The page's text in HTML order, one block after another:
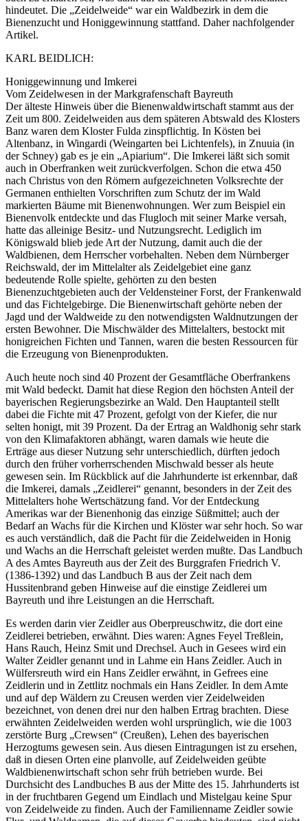
hindeutet. Die „Zeidelweide“ war ein Waldbezirk in dem die
Bienenzucht und Honiggewinnung stattfand. Daher nachfolgender
Artikel.
KARL BEIDLICH:
Honiggewinnung und Imkerei
Vom Zeidelwesen in der Markgrafenschaft Bayreuth
Der älteste Hinweis über die Bienenwaldwirtschaft stammt aus der
Zeit um 800. Zeidelweiden aus dem späteren Abtswald des Klosters
Banz waren dem Kloster Fulda zinspflichtig. In Kösten bei
Altenbanz, in Wingardi (Weingarten bei Lichtenfels), in Znuuia (in
der Schney) gab es je ein „Apiarium“. Die Imkerei läßt sich somit
auch in Oberfranken weit zurückverfolgen. Schon die etwa 450
nach Christus von den Römern aufgezeichneten Volksrechte der
Germanen enthielten Vorschriften zum Schutz der im Wald
markierten Bäume mit Bienenwohnungen. Wer zum Beispiel ein
Bienenvolk entdeckte und das Flugloch mit seiner Marke versah,
hatte das alleinige Besitz- und Nutzungsrecht. Lediglich im
Königswald blieb jede Art der Nutzung, damit auch die der
Waldbienen, dem Herrscher vorbehalten. Neben dem Nürnberger
Reichswald, der im Mittelalter als Zeidelgebiet eine ganz
bedeutende Rolle spielte, gehörten zu den besten
Bienenzuchtgebieten auch der Veldensteiner Forst, der Frankenwald
und das Fichtelgebirge. Die Bienenwirtschaft gehörte neben der
Jagd und der Waldweide zu den notwendigsten Waldnutzungen der
ersten Bewohner. Die Mischwälder des Mittelalters, bestockt mit
honigreichen Fichten und Tannen, waren die besten Ressourcen für
die Erzeugung von Bienenprodukten.
Auch heute noch sind 40 Prozent der Gesamtfläche Oberfrankens
mit Wald bedeckt. Damit hat diese Region den höchsten Anteil der
bayerischen Regierungsbezirke an Wald. Den Hauptanteil stellt
dabei die Fichte mit 47 Prozent, gefolgt von der Kiefer, die nur
selten honigt, mit 39 Prozent. Da der Ertrag an Waldhonig sehr stark
von den Klimafaktoren abhängt, waren damals wie heute die
Erträge aus dieser Nutzung sehr unterschiedlich, dürften jedoch
durch den früher vorherrschenden Mischwald besser als heute
gewesen sein. Im Rückblick auf die Jahrhunderte ist erkennbar, daß
die Imkerei, damals „Zeidlerei“ genannt, besonders in der Zeit des
Mittelalters hohe Wertschätzung fand. Vor der Entdeckung
Amerikas war der Bienenhonig das einzige Süßmittel; auch der
Bedarf an Wachs für die Kirchen und Klöster war sehr hoch. So war
es auch verständlich, daß die Pacht für die Zeidelweiden in Honig
und Wachs an die Herrschaft geleistet werden mußte. Das Landbuch
A des Amtes Bayreuth aus der Zeit des Burggrafen Friedrich V.
(1386-1392) und das Landbuch B aus der Zeit nach dem
Hussitenbrand geben Hinweise auf die einstige Zeidlerei um
Bayreuth und ihre Leistungen an die Herrschaft.
Es werden darin vier Zeidler aus Oberpreuschwitz, die dort eine
Zeidlerei betrieben, erwähnt. Dies waren: Agnes Feyel Treßlein,
Hans Rauch, Heinz Smit und Drechsel. Auch in Gesees wird ein
Walter Zeidler genannt und in Lahme ein Hans Zeidler. Auch in
Wülfersreuth wird ein Hans Zeidler erwähnt, in Gefrees eine
Zeidlerin und in Zettlitz nochmals ein Hans Zeidler. In dem Amte
und auf dep Wäldern zu Creusen werden vier Zeidelweiden
bezeichnet, von denen drei nur den halben Ertrag brachten. Diese
erwähnten Zeidelweiden werden wohl ursprünglich, wie die 1003
zerstörte Burg „Crewsen“ (Creußen), Lehen des bayerischen
Herzogtums gewesen sein. Aus diesen Eintragungen ist zu ersehen,
daß in diesen Orten eine planvolle, auf Zeidelweiden geübte
Waldbienenwirtschaft schon sehr früh betrieben wurde. Bei
Durchsicht des Landbuches B aus der Mitte des 15. Jahrhunderts ist
in der fruchtbaren Gegend um Eindlach und Mistelgau keine Spur
von Zeidelweide zu finden. Auch der Familienname Zeidler sowie